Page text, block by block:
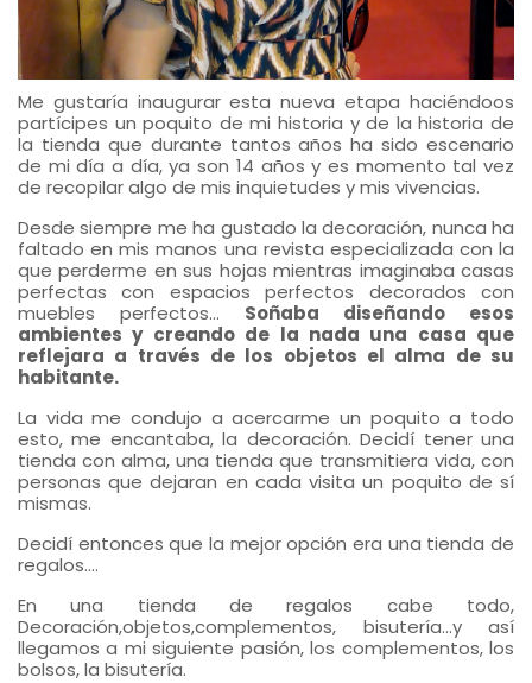
Me gustaría inaugurar esta nueva etapa haciéndoos
partícipes un poquito de mi historia y de la historia de
la tienda que durante tantos años ha sido escenario
de mi día a día, ya son 14 años y es momento tal vez
de recopilar algo de mis inquietudes y mis vivencias.
Desde siempre me ha gustado la decoración, nunca ha
faltado en mis manos una revista especializada con la
que perderme en sus hojas mientras imaginaba casas
perfectas con espacios perfectos decorados con
muebles perfectos… Soñaba diseñando esos
ambientes y creando de la nada una casa que
reflejara a través de los objetos el alma de su
habitante.
La vida me condujo a acercarme un poquito a todo
esto, me encantaba, la decoración. Decidí tener una
tienda con alma, una tienda que transmitiera vida, con
personas que dejaran en cada visita un poquito de sí
mismas.
Decidí entonces que la mejor opción era una tienda de
regalos....
En una tienda de regalos cabe todo,
Decoración,objetos,complementos, bisutería…y así
llegamos a mi siguiente pasión, los complementos, los
bolsos, la bisutería.